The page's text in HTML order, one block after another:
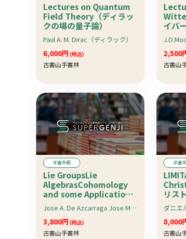
Lectures on Quantum
Field Theory（ディラッ
クの場の量子論）
Paul A. M. Dirac（ディラック）
6,000円 (税込)
古書山手書林
イバ
変量
2,500
古書山
洋書全般
Lie GroupsLie
AlgebrasCohomology
and some Applications
in Physics（物理のリー
群、リー代数）:
Cambridge
Monographs on
Jose A. De Azcarraga Jose M.Izquierdo
3,800円 (税込)
古書山手書林
洋書
リス
＝ル
ダニエ
8,000
古書山